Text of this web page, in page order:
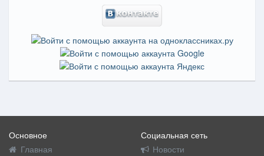
Основное
Главная
Социальная сеть
Новости